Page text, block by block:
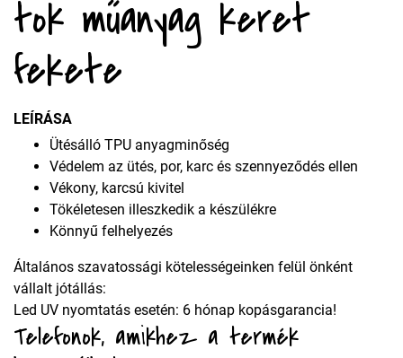
tok műanyag keret
fekete
LEÍRÁSA
Ütésálló TPU anyagminőség
Védelem az ütés, por, karc és szennyeződés ellen
Vékony, karcsú kivitel
Tökéletesen illeszkedik a készülékre
Könnyű felhelyezés
Általános szavatossági kötelességeinken felül önként
vállalt jótállás:
Led UV nyomtatás esetén: 6 hónap kopásgarancia!
Telefonok, amikhez a termék